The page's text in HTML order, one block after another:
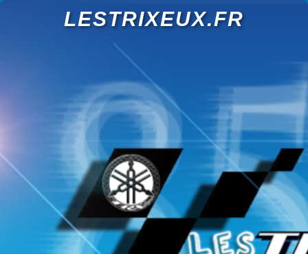
LESTRIXEUX.FR